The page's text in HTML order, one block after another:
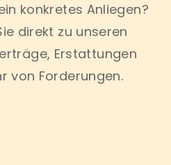
konkretes Anliegen?
direkt zu unseren
Erstattungen
von Forderungen.